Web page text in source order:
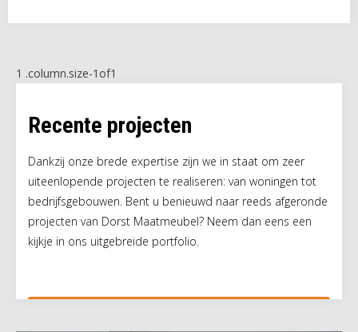
Recente projecten
Dankzij onze brede expertise zijn we in staat om zeer
uiteenlopende projecten te realiseren: van woningen tot
bedrijfsgebouwen. Bent u benieuwd naar reeds afgeronde
projecten van Dorst Maatmeubel? Neem dan eens een
kijkje in ons uitgebreide portfolio.